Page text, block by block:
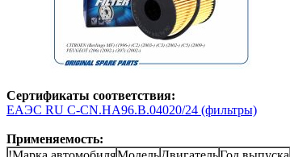
Сертификаты соответствия:
ЕАЭС RU С-CN.НА96.В.04020/24 (фильтры)
Применяемость: